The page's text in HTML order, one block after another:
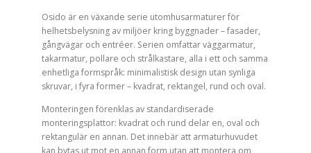
Osido är en växande serie utomhusarmaturer för
helhetsbelysning av miljöer kring byggnader – fasader,
gångvägar och entréer. Serien omfattar väggarmatur,
takarmatur, pollare och strålkastare, alla i ett och samma
enhetliga formspråk: minimalistisk design utan synliga
skruvar, i fyra former – kvadrat, rektangel, rund och oval.
Monteringen förenklas av standardiserade
monteringsplattor: kvadrat och rund delar en, oval och
rektangulär en annan. Det innebär att armaturhuvudet